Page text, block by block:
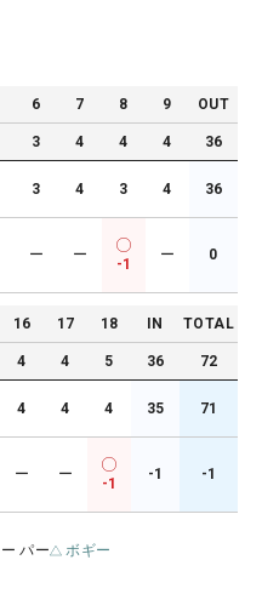
6 7 8 9 OUT
3 4 4 4 36
3 4 3 4 36
ー ー
-1
ー 0
16 17 18 IN TOTAL
4 4 5 36 72
4 4 4 35 71
ー ー
-1
-1 -1
ー パー ボギー